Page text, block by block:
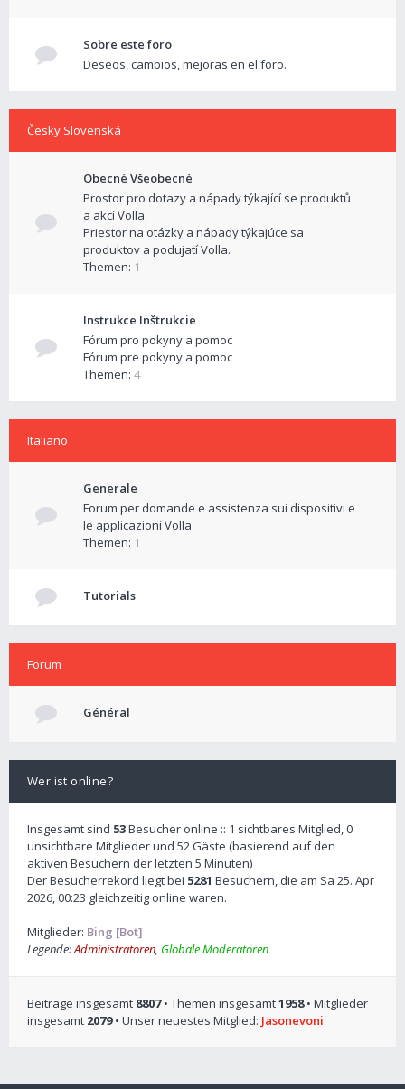
Sobre este foro
Deseos, cambios, mejoras en el foro.
Česky Slovenská
Obecné Všeobecné
Prostor pro dotazy a nápady týkající se produktů
a akcí Volla.
Priestor na otázky a nápady týkajúce sa
produktov a podujatí Volla.
Themen: 1
Instrukce Inštrukcie
Fórum pro pokyny a pomoc
Fórum pre pokyny a pomoc
Themen: 4
Italiano
Generale
Forum per domande e assistenza sui dispositivi e
le applicazioni Volla
Themen: 1
Tutorials
Forum
Général
Wer ist online?
Insgesamt sind 53Besucher online :: 1 sichtbares Mitglied, 0
unsichtbare Mitglieder und 52 Gäste (basierend auf den
aktiven Besuchern der letzten 5 Minuten)
Der Besucherrekord liegt bei 5281 Besuchern, die am Sa 25. Apr
2026, 00:23 gleichzeitig online waren.
Mitglieder: Bing [Bot]
Legende:Administratoren, Globale Moderatoren
Beiträge insgesamt 8807• Themen insgesamt1958• Mitglieder
insgesamt 2079• Unser neuestes Mitglied: Jasonevoni